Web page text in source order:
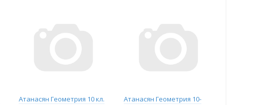
Атанасян Геометрия 10 кл.
Атанасян Геометрия 10-